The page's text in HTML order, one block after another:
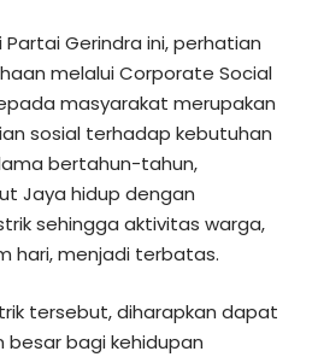
Gerindra ini, perhatian
melalui Corporate Social
masyarakat merupakan
sosial terhadap kebutuhan
bertahun-tahun,
Jaya hidup dengan
sehingga aktivitas warga,
hari, menjadi terbatas.
tersebut, diharapkan dapat
bagi kehidupan